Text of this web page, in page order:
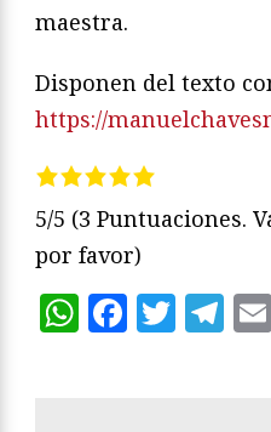
maestra.
Disponen del texto
https://
5/5 (3 Puntuaciones.
por favor)
WhatsApp